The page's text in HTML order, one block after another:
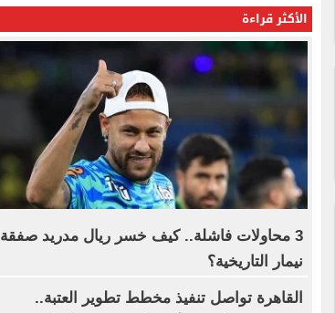
الأكثر قراءة
3 محاولات فاشلة.. كيف خسر ريال مدريد صفقة
نيمار التاريخية؟
القاهرة تواصل تنفيذ مخطط تطوير العتبة..